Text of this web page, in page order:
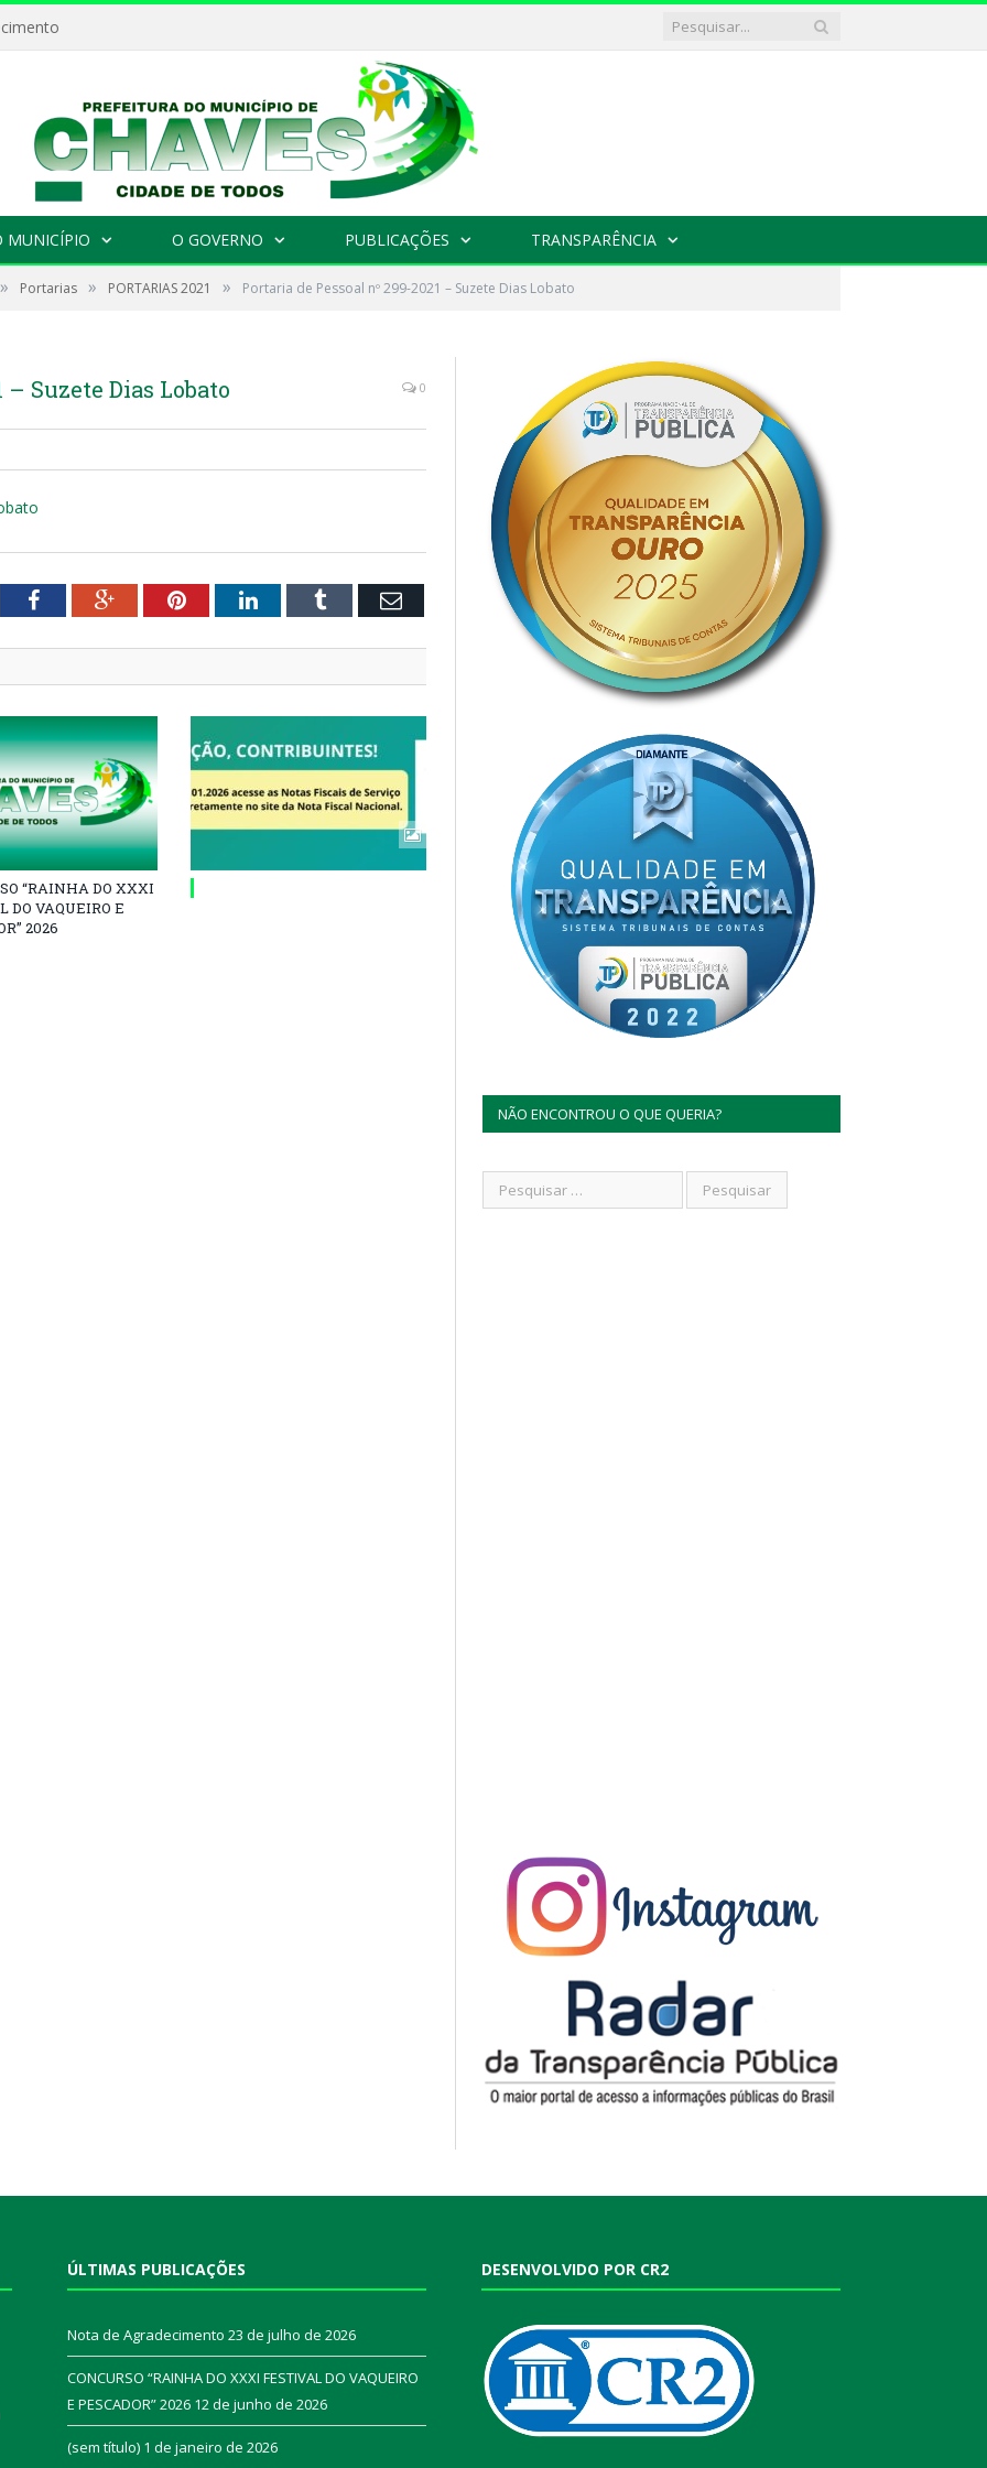
MUNICÍPIO O GOVERNO PUBLICAÇÕES TRANSPARÊNCIA
» Portarias » PORTARIAS 2021 » Portaria de Pessoal nº 299-2021 – Suzete Dias Lobato
– Suzete Dias Lobato 0
FacebookGoogle+PinterestLinkedInTumblr Email
“RAINHA DO XXXI
DO VAQUEIRO E
2026
NÃO ENCONTROU O QUE QUERIA?
ÚLTIMAS PUBLICAÇÕES
Nota de Agradecimento 23 de julho de 2026
CONCURSO “RAINHA DO XXXI FESTIVAL DO VAQUEIRO
E PESCADOR” 2026 12 de junho de 2026
(sem título) 1 de janeiro de 2026
DESENVOLVIDO POR CR2